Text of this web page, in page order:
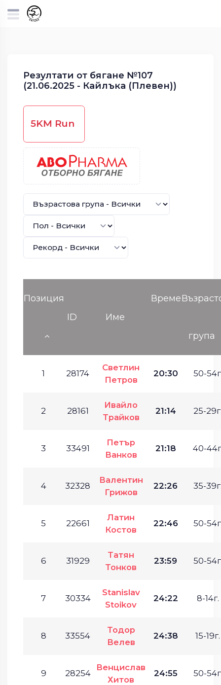
Резултати от бягане №107
(21.06.2025 - Кайлъка (Плевен))
5KM Run
Позиция
ID
Име
Време
група
1 28174
Светлин
Петров
20:30 50-
2 28161
Ивайло
Трайков
21:14 25-
3 33491
Петър
Ванков
21:18 40-
4 32328
Валентин
Грижов
22:26 35-
5 22661
Латин
Костов
22:46 50-
6 31929
Татян
Тонков
23:59 50-
7 30334
Stanislav
Stoikov
24:22 8-14г.
8 33554
Тодор
Велев
24:38 15-19г.
9 28254
Венцислав
Хитов
24:55 50-